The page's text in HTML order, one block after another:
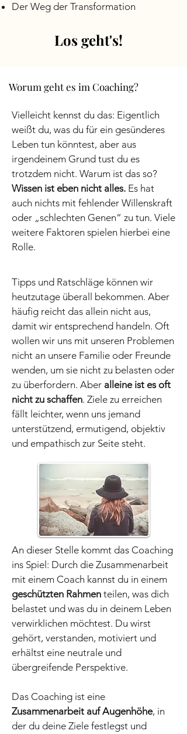
Der Weg der Transformation
Los geht's!
Worum geht es im Coaching?
Vielleicht kennst du das: Eigentlich
weißt du, was du für ein gesünderes
Leben tun könntest, aber aus
irgendeinem Grund tust du es
trotzdem nicht. Warum ist das so?
Wissen ist eben nicht alles. Es hat
auch nichts mit fehlender Willenskraft
oder „schlechten Genen“ zu tun. Viele
weitere Faktoren spielen hierbei eine
Rolle.
Tipps und Ratschläge können wir
heutzutage überall bekommen. Aber
häufig reicht das allein nicht aus,
damit wir entsprechend handeln. Oft
wollen wir uns mit unseren Problemen
nicht an unsere Familie oder Freunde
wenden, um sie nicht zu belasten oder
zu überfordern. Aber alleine ist es oft
nicht zu schaffen. Ziele zu erreichen
fällt leichter, wenn uns jemand
unterstützend, ermutigend, objektiv
und empathisch zur Seite steht.
An dieser Stelle kommt das Coaching
ins Spiel: Durch die Zusammenarbeit
mit einem Coach kannst du in einem
geschützten Rahmen teilen, was dich
belastet und was du in deinem Leben
verwirklichen möchtest. Du wirst
gehört, verstanden, motiviert und
erhältst eine neutrale und
übergreifende Perspektive.
Das Coaching ist eine
Zusammenarbeit auf Augenhöhe, in
der du deine Ziele festlegst und